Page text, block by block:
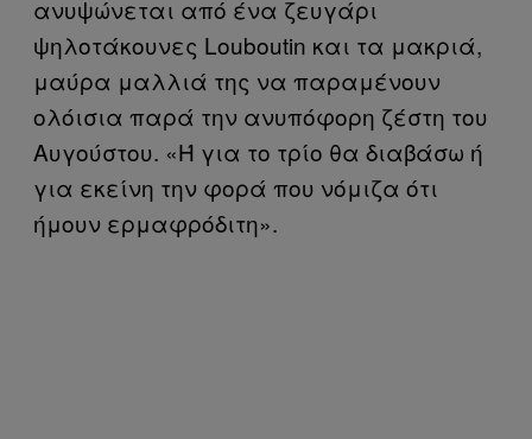
ανυψώνεται από ένα ζευγάρι
ψηλοτάκουνες Louboutin και τα μακριά,
μαύρα μαλλιά της να παραμένουν
ολόισια παρά την ανυπόφορη ζέστη του
Αυγούστου. «Ή για το τρίο θα διαβάσω ή
για εκείνη την φορά που νόμιζα ότι
ήμουν ερμαφρόδιτη».